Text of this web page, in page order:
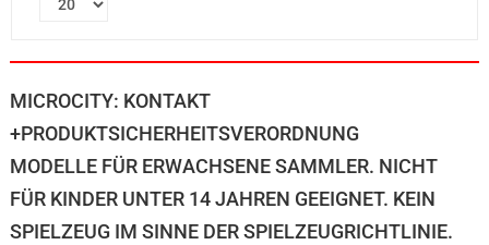
MICROCITY: KONTAKT
+PRODUKTSICHERHEITSVERORDNUNG
MODELLE FÜR ERWACHSENE SAMMLER. NICHT
FÜR KINDER UNTER 14 JAHREN GEEIGNET. KEIN
SPIELZEUG IM SINNE DER SPIELZEUGRICHTLINIE.